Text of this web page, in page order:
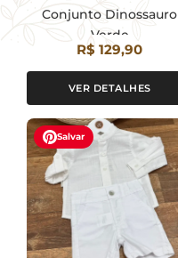
Conjunto Dinossauro
Verde
R$ 129,90
VER DETALHES
Salvar